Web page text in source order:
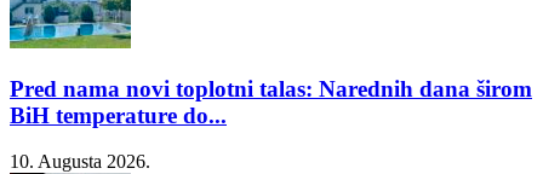
Pred nama novi toplotni talas: Narednih dana širom
BiH temperature do...
10. Augusta 2026.